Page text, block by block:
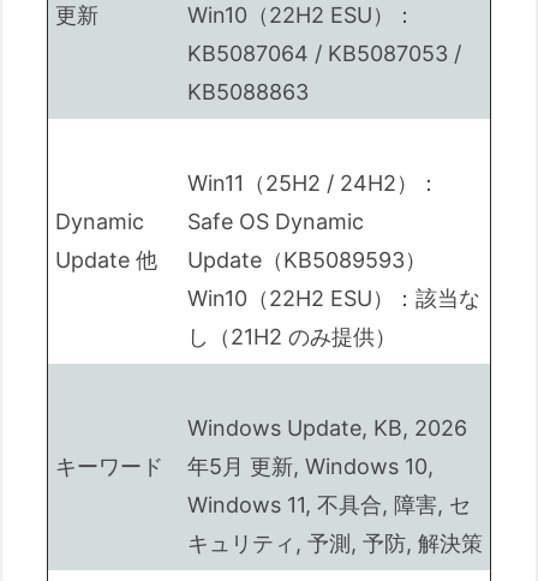
更新
Win10（22H2 ESU）：
KB5087064 / KB5087053 /
KB5088863
Dynamic
Update 他
Win11（25H2 / 24H2）：
Safe OS Dynamic
Update（KB5089593）
Win10（22H2 ESU）：該当な
し（21H2 のみ提供）
キーワード
Windows Update, KB, 2026
年5月 更新, Windows 10,
Windows 11, 不具合, 障害, セ
キュリティ, 予測, 予防, 解決策